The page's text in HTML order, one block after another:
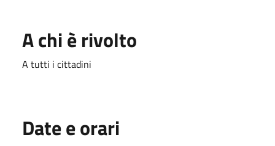
A chi è rivolto
A tutti i cittadini
Date e orari